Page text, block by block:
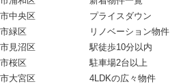
中央区
緑区
見沼区
桜区
大宮区
プライスダウン
リノベーション物件
駅徒歩10分以内
駐車場2台以上
4LDKの広々物件